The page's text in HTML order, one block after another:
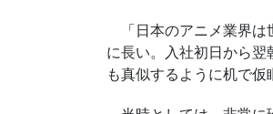
「日本のアニメ業界は
に長い。入社初日から
も真似するように机で仮